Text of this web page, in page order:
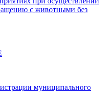
с животными без
муниципального